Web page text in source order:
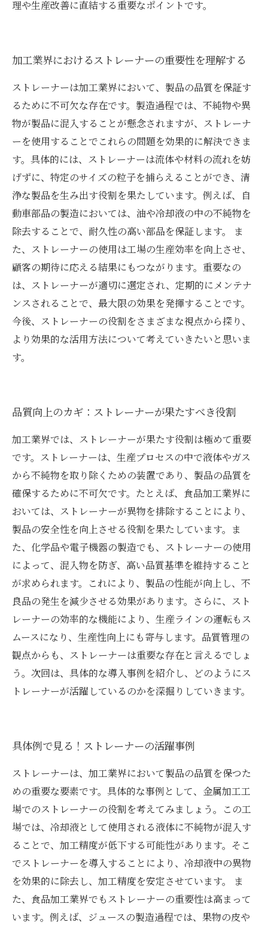
理や生産改善に直結する重要なポイントです。
加工業界におけるストレーナーの重要性を理解する
ストレーナーは加工業界において、製品の品質を保証す
るために不可欠な存在です。製造過程では、不純物や異
物が製品に混入することが懸念されますが、ストレーナ
ーを使用することでこれらの問題を効果的に解決できま
す。具体的には、ストレーナーは流体や材料の流れを妨
げずに、特定のサイズの粒子を捕らえることができ、清
浄な製品を生み出す役割を果たしています。例えば、自
動車部品の製造においては、油や冷却液の中の不純物を
除去することで、耐久性の高い部品を保証します。 ま
た、ストレーナーの使用は工場の生産効率を向上させ、
顧客の期待に応える結果にもつながります。重要なの
は、ストレーナーが適切に選定され、定期的にメンテナ
ンスされることで、最大限の効果を発揮することです。
今後、ストレーナーの役割をさまざまな視点から探り、
より効果的な活用方法について考えていきたいと思いま
す。
品質向上のカギ：ストレーナーが果たすべき役割
加工業界では、ストレーナーが果たす役割は極めて重要
です。ストレーナーは、生産プロセスの中で液体やガス
から不純物を取り除くための装置であり、製品の品質を
確保するために不可欠です。たとえば、食品加工業界に
おいては、ストレーナーが異物を排除することにより、
製品の安全性を向上させる役割を果たしています。ま
た、化学品や電子機器の製造でも、ストレーナーの使用
によって、混入物を防ぎ、高い品質基準を維持すること
が求められます。これにより、製品の性能が向上し、不
良品の発生を減少させる効果があります。さらに、スト
レーナーの効率的な機能により、生産ラインの運転もス
ムースになり、生産性向上にも寄与します。品質管理の
観点からも、ストレーナーは重要な存在と言えるでしょ
う。次回は、具体的な導入事例を紹介し、どのようにス
トレーナーが活躍しているのかを深掘りしていきます。
具体例で見る！ストレーナーの活躍事例
ストレーナーは、加工業界において製品の品質を保つた
めの重要な要素です。具体的な事例として、金属加工工
場でのストレーナーの役割を考えてみましょう。この工
場では、冷却液として使用される液体に不純物が混入す
ることで、加工精度が低下する可能性があります。そこ
でストレーナーを導入することにより、冷却液中の異物
を効果的に除去し、加工精度を安定させています。 ま
た、食品加工業界でもストレーナーの重要性は高まって
います。例えば、ジュースの製造過程では、果物の皮や